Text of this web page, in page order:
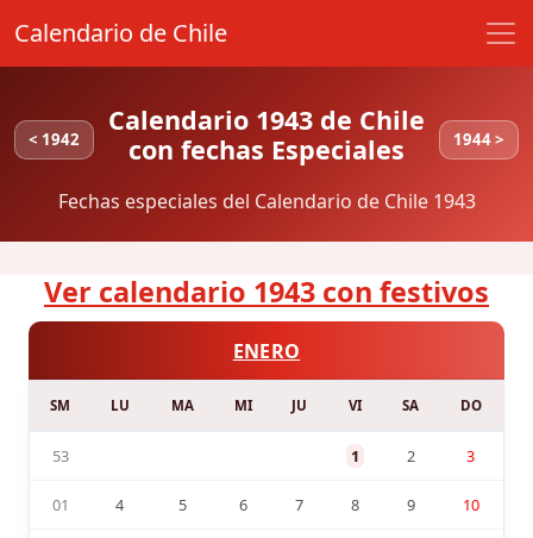
Calendario de Chile
< 1942
Calendario 1943 de Chile
con fechas Especiales
1944 >
Fechas especiales del Calendario de Chile 1943
Ver calendario 1943 con festivos
ENERO
SM LU MA MI JU VI SA DO
53 1 2 3
01 4 5 6 7 8 9 10